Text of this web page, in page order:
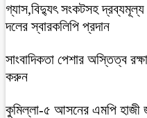
গ্যাস,বিদ্যুৎ সংকটসহ দ্রব্যমূল্য
দলের স্বারকলিপি প্রদান
সাংবাদিকতা পেশার অস্তিত্ব
করুন
কুমিল্লা-৫ আসনের এমপি হাজী